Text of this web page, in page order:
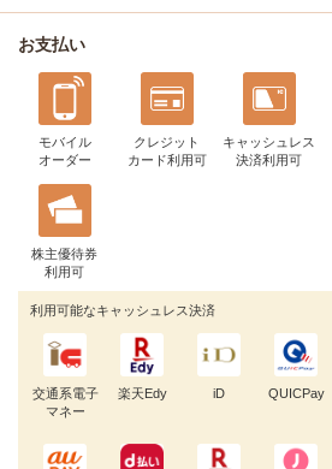
お支払い
モバイル
オーダー
クレジット
カード利用可
キャッシュレス
決済利用可
株主優待券
利用可
利用可能なキャッシュレス決済
交通系電子
マネー
楽天Edy iD QUICPay